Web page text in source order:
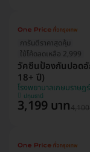
การันตีราคาสุดคุ้ม
ใช้โค้ดลดเหลือ 2,999
วัคซีนป้องกันปอดอั
18+ ปี)
โรงพยาบาลเกษมราษฎ
ปทุมธานี
3,199 บาท